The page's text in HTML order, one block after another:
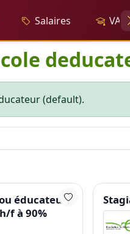
Salaires VAE
(default).
éducateur
f à 90%